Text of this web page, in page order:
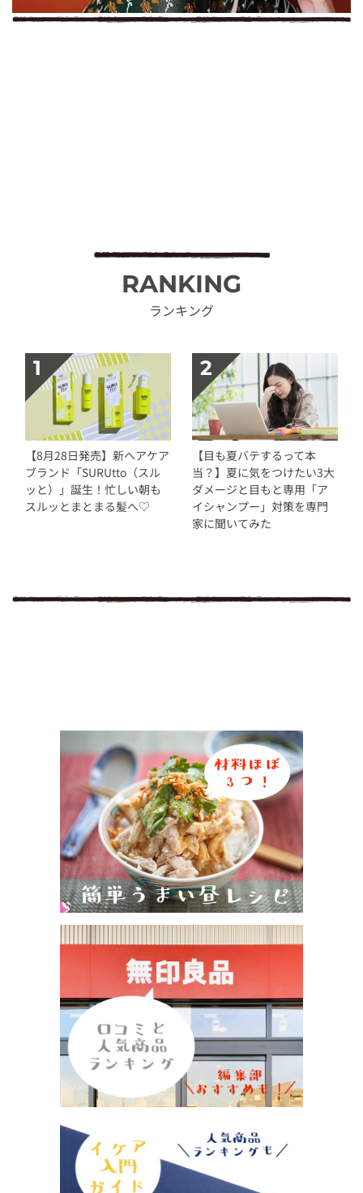
RANKING
ランキング
【8月28日発売】新ヘアケア
ブランド「SURUtto（スル
ッと）」誕生！忙しい朝も
スルッとまとまる髪へ♡
【目も夏バテするって本
当？】夏に気をつけたい3大
ダメージと目もと専用「ア
イシャンプー」対策を専門
家に聞いてみた